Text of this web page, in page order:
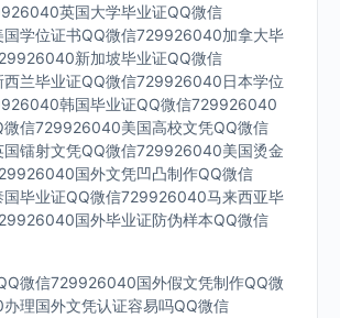
英国大学毕业证QQ微信
学位证书QQ微信729926040加拿大毕
新加坡毕业证QQ微信
兰毕业证QQ微信729926040日本学位
韩国毕业证QQ微信729926040
微信729926040美国高校文凭QQ微信
镭射文凭QQ微信729926040美国烫金
国外文凭凹凸制作QQ微信
毕业证QQ微信729926040马来西亚毕
国外毕业证防伪样本QQ微信
微信729926040国外假文凭制作QQ微
理国外文凭认证容易吗QQ微信